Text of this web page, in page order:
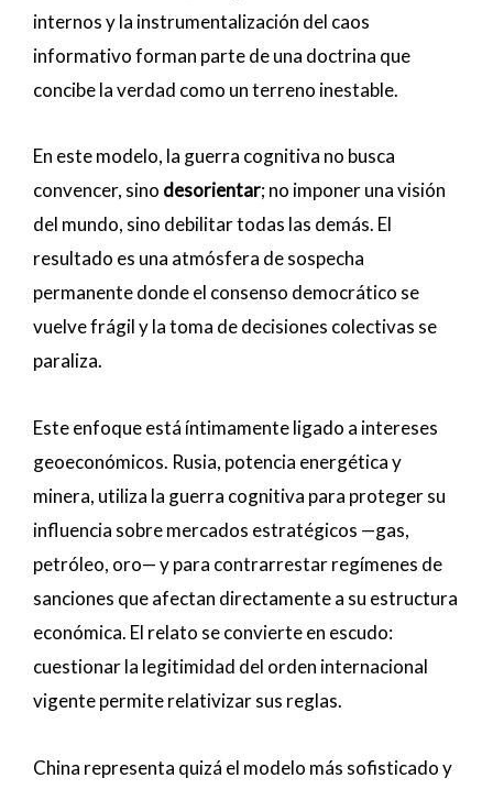
internos y la instrumentalización del caos
informativo forman parte de una doctrina que
concibe la verdad como un terreno inestable.
En este modelo, la guerra cognitiva no busca
convencer, sino desorientar; no imponer una visión
del mundo, sino debilitar todas las demás. El
resultado es una atmósfera de sospecha
permanente donde el consenso democrático se
vuelve frágil y la toma de decisiones colectivas se
paraliza.
Este enfoque está íntimamente ligado a intereses
geoeconómicos. Rusia, potencia energética y
minera, utiliza la guerra cognitiva para proteger su
influencia sobre mercados estratégicos —gas,
petróleo, oro— y para contrarrestar regímenes de
sanciones que afectan directamente a su estructura
económica. El relato se convierte en escudo:
cuestionar la legitimidad del orden internacional
vigente permite relativizar sus reglas.
China representa quizá el modelo más sofisticado y